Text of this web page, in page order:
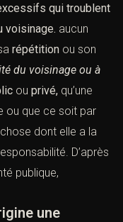
qui troublent
voisinage. aucun
répétition ou son
du voisinage ou à
ou privé, qu’une
ou que ce soit par
chose dont elle a la
. D’après
publique,
une